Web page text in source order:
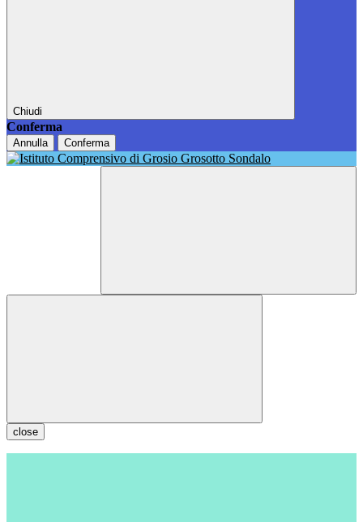
Chiudi
Conferma
Annulla Conferma
close